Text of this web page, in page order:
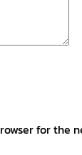
for the